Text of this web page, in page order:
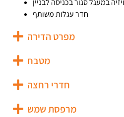
חדר עגלות משותף
מפרט הדירה​
מטבח​
מרפסת שמש​